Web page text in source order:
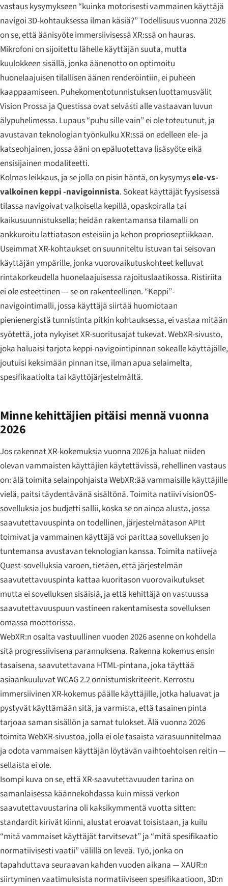
vastaus kysymykseen “kuinka motorisesti vammainen käyttäjä
navigoi 3D-kohtauksessa ilman käsiä?” Todellisuus vuonna 2026
on se, että äänisyöte immersiivisessä XR:ssä on hauras.
Mikrofoni on sijoitettu lähelle käyttäjän suuta, mutta
kuulokkeen sisällä, jonka äänenotto on optimoitu
huonelaajuisen tilallisen äänen renderöintiin, ei puheen
kaappaamiseen. Puhekomentotunnistuksen luottamusvälit
Vision Prossa ja Questissa ovat selvästi alle vastaavan luvun
älypuhelimessa. Lupaus “puhu sille vain” ei ole toteutunut, ja
avustavan teknologian työnkulku XR:ssä on edelleen ele- ja
katseohjainen, jossa ääni on epäluotettava lisäsyöte eikä
ensisijainen modaliteetti.
Kolmas leikkaus, ja se jolla on pisin häntä, on kysymysele-vs-
valkoinen keppi -navigoinnista. Sokeat käyttäjät fyysisessä
tilassa navigoivat valkoisella kepillä, opaskoiralla tai
kaikusuunnistuksella; heidän rakentamansa tilamalli on
ankkuroitu lattiatason esteisiin ja kehon proprioseptiikkaan.
Useimmat XR-kohtaukset on suunniteltu istuvan tai seisovan
käyttäjän ympärille, jonka vuorovaikutuskohteet kelluvat
rintakorkeudella huonelaajuisessa rajoituslaatikossa. Ristiriita
ei ole esteettinen — se on rakenteellinen. “Keppi”-
navigointimalli, jossa käyttäjä siirtää huomiotaan
pienienergistä tunnistinta pitkin kohtauksessa, ei vastaa mitään
syötettä, jota nykyiset XR-suoritusajat tukevat. WebXR-sivusto,
joka haluaisi tarjota keppi-navigointipinnan sokealle käyttäjälle,
joutuisi keksimään pinnan itse, ilman apua selaimelta,
spesifikaatiolta tai käyttöjärjestelmältä.
Minne kehittäjien pitäisi mennä vuonna
2026
Jos rakennat XR-kokemuksia vuonna 2026 ja haluat niiden
olevan vammaisten käyttäjien käytettävissä, rehellinen vastaus
on: älä toimita selainpohjaista WebXR:ää vammaisille käyttäjille
vielä, paitsi täydentävänä sisältönä. Toimita natiivi visionOS-
sovelluksia jos budjetti sallii, koska se on ainoa alusta, jossa
saavutettavuuspinta on todellinen, järjestelmätason API:t
toimivat ja vammainen käyttäjä voi parittaa sovelluksen jo
tuntemansa avustavan teknologian kanssa. Toimita natiiveja
Quest-sovelluksia varoen, tietäen, että järjestelmän
saavutettavuuspinta kattaa kuoritason vuorovaikutukset
mutta ei sovelluksen sisäisiä, ja että kehittäjä on vastuussa
saavutettavuuspuun vastineen rakentamisesta sovelluksen
omassa moottorissa.
WebXR:n osalta vastuullinen vuoden 2026 asenne on kohdella
sitä progressiivisena parannuksena. Rakenna kokemus ensin
tasaisena, saavutettavana HTML-pintana, joka täyttää
asiaankuuluvat WCAG 2.2 onnistumiskriteerit. Kerrostu
immersiivinen XR-kokemus päälle käyttäjille, jotka haluavat ja
pystyvät käyttämään sitä, ja varmista, että tasainen pinta
tarjoaa saman sisällön ja samat tulokset. Älä vuonna 2026
toimita WebXR-sivustoa, jolla ei ole tasaista varasuunnitelmaa
ja odota vammaisen käyttäjän löytävän vaihtoehtoisen reitin —
sellaista ei ole.
Isompi kuva on se, että XR-saavutettavuuden tarina on
samanlaisessa käännekohdassa kuin missä verkon
saavutettavuustarina oli kaksikymmentä vuotta sitten:
standardit kirivät kiinni, alustat eroavat toisistaan, ja kuilu
“mitä vammaiset käyttäjät tarvitsevat” ja “mitä spesifikaatio
normatiivisesti vaatii” välillä on leveä. Työ, jonka on
tapahduttava seuraavan kahden vuoden aikana — XAUR:n
siirtyminen vaatimuksista normatiiviseen spesifikaatioon, 3D:n